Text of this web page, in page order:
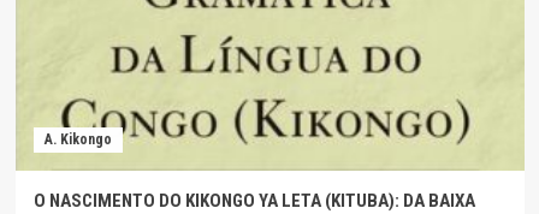
A. Kikongo
O NASCIMENTO DO KIKONGO YA LETA (KITUBA): DA BAIXA